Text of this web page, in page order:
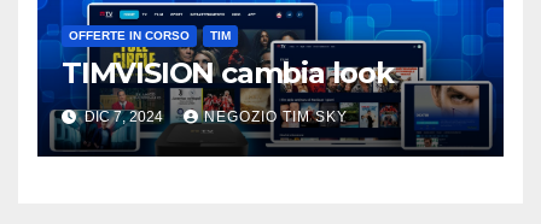
OFFERTE IN CORSO TIM
TIMVISION cambia look
DIC 7, 2024 NEGOZIO TIM SKY